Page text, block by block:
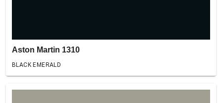
Aston Martin 1310
BLACK EMERALD